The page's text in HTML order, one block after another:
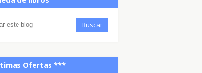
Ofertas ***